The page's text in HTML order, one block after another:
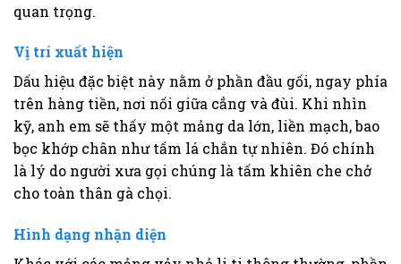
quan trọng.
Vị trí xuất hiện
Dấu hiệu đặc biệt này nằm ở phần đầu gối, ngay phía
trên hàng tiền, nơi nối giữa cẳng và đùi. Khi nhìn
kỹ, anh em sẽ thấy một mảng da lớn, liền mạch, bao
bọc khớp chân như tấm lá chắn tự nhiên. Đó chính
là lý do người xưa gọi chúng là tấm khiên che chở
cho toàn thân gà chọi.
Hình dạng nhận diện